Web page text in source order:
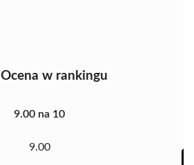
Ocena w rankingu
9.00 na 10
9.00